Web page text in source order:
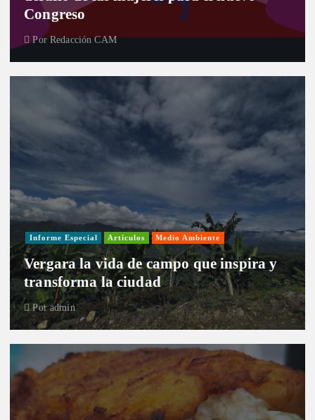
Congreso
PorRedacción CAM
Informe Especial Artículos Medio Ambiente
Vergara la vida de campo que inspira y
transforma la ciudad
Poradmin